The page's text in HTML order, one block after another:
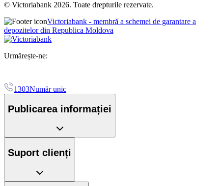
© Victoriabank 2026. Toate drepturile rezervate.
Victoriabank - membră a schemei de garantare a
depozitelor din Republica Moldova
Urmărește-ne:
1303Număr unic
Publicarea informației
Suport clienți